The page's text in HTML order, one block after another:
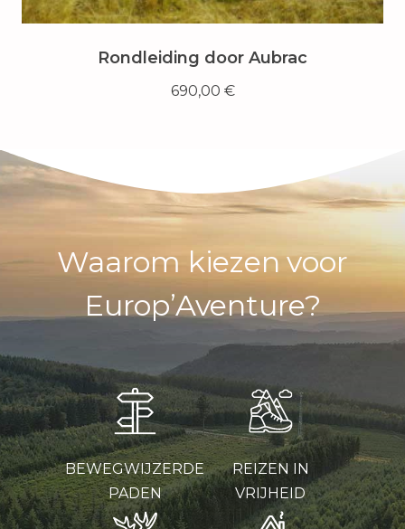
Rondleiding door Aubrac
690,00 €
Waarom kiezen voor
Europ’Aventure?
BEWEGWIJZERDE
PADEN
REIZEN IN
VRIJHEID